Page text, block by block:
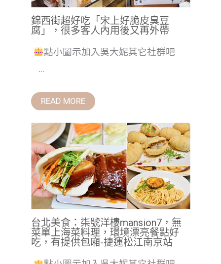
錦西街超好吃「宋上好脆皮臭豆
腐」，很多客人內用後又再外帶
點小圖示加入吳大妮其它社群吧
...
READ MORE
台北美食：柒號洋樓mansion7，無
菜單上海菜料理，環境漂亮餐點好
吃，有提供包廂-捷運松江南京站